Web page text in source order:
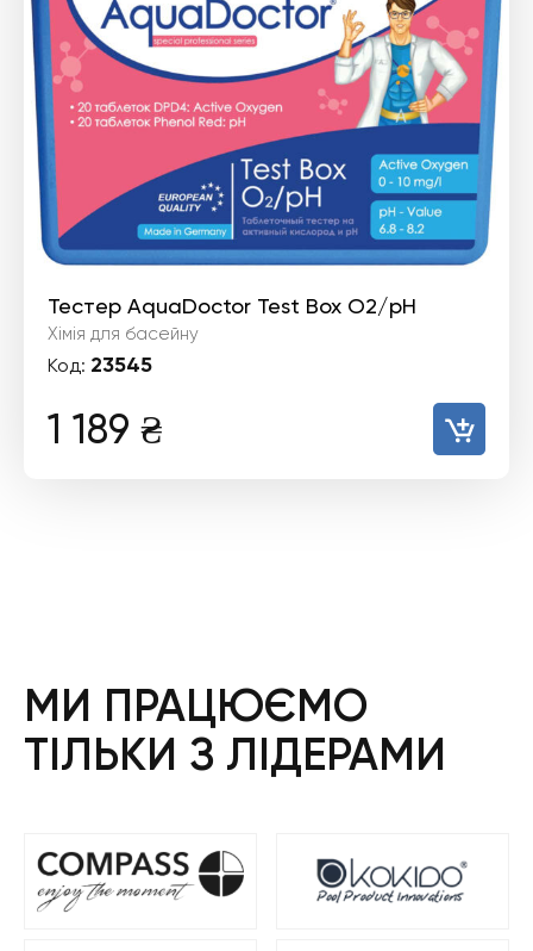
Тестер AquaDoctor Test Box O2/pH
Хімія для басейну
Код: 23545
1 189 ₴
МИ ПРАЦЮЄМО
ТІЛЬКИ З ЛІДЕРАМИ